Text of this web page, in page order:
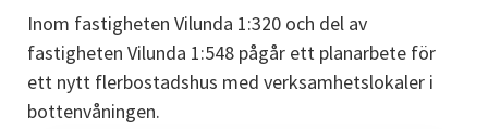
Inom fastigheten Vilunda 1:320 och del av
fastigheten Vilunda 1:548 pågår ett planarbete för
ett nytt flerbostadshus med verksamhetslokaler i
bottenvåningen.